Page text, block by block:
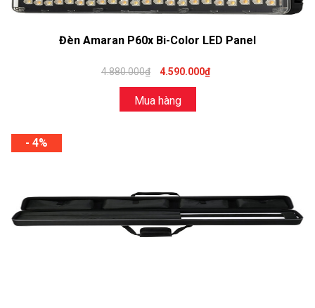
Đèn Amaran P60x Bi-Color LED Panel
4.880.000₫ 4.590.000₫
Mua hàng
- 4%